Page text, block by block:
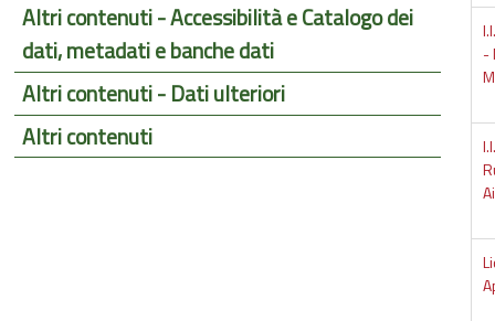
-
Altri contenuti - Accessibilità e Catalogo dei
dati, metadati e banche dati
Altri contenuti - Dati ulteriori
Altri contenuti